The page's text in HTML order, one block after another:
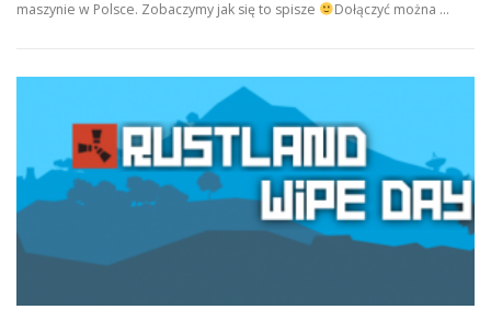
maszynie w Polsce. Zobaczymy jak się to spisze Dołączyć można …